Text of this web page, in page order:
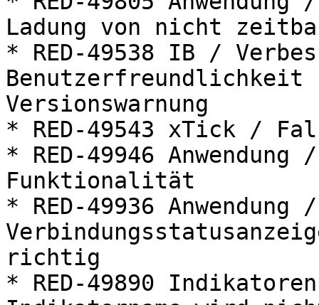
Ladung von nicht
* RED-49538 IB /
Benutzerfreundlichkeit
Versionswarnung
* RED-49543 xTick /
* RED-49946
Funktionalität
* RED-49936
richtig
* RED-49890